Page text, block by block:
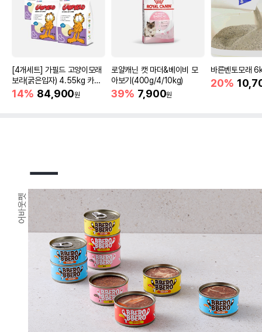
[4개세트] 가필드 고양이모래
보라(굵은입자) 4.55kg 카사
바모래
14% 84,900원
로얄캐닌 캣 마더&베이비 모
아보기(400g/4/10kg)
39% 7,900원
바른벤토모래
20%